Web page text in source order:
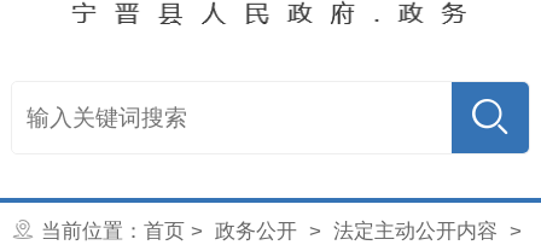
当前位置： 首页 > 政务公开> 法定主动公开内容 >